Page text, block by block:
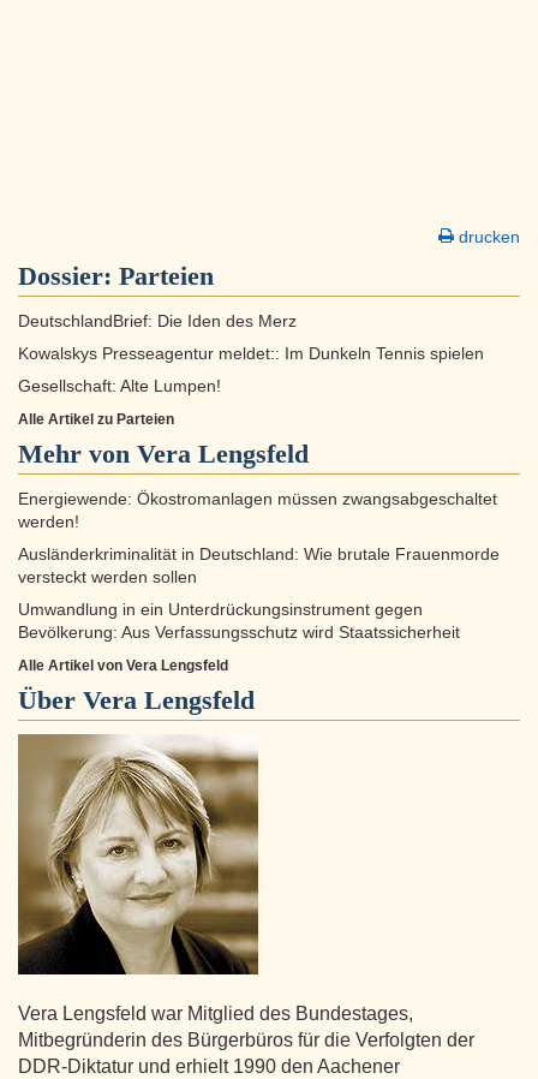
drucken
Dossier: Parteien
DeutschlandBrief: Die Iden des Merz
Kowalskys Presseagentur meldet:: Im Dunkeln Tennis spielen
Gesellschaft: Alte Lumpen!
Alle Artikel zu Parteien
Mehr von Vera Lengsfeld
Energiewende: Ökostromanlagen müssen zwangsabgeschaltet
werden!
Ausländerkriminalität in Deutschland: Wie brutale Frauenmorde
versteckt werden sollen
Umwandlung in ein Unterdrückungsinstrument gegen
Bevölkerung: Aus Verfassungsschutz wird Staatssicherheit
Alle Artikel von Vera Lengsfeld
Über Vera Lengsfeld
Vera Lengsfeld war Mitglied des Bundestages,
Mitbegründerin des Bürgerbüros für die Verfolgten der
DDR-Diktatur und erhielt 1990 den Aachener